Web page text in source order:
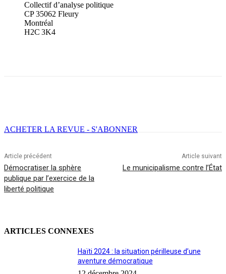
Collectif d’analyse politique
CP 35062 Fleury
Montréal
H2C 3K4
ACHETER LA REVUE - S'ABONNER
Article précédent
Démocratiser la sphère
publique par l’exercice de la
liberté politique
Article suivant
Le municipalisme contre l’État
ARTICLES CONNEXES
Haïti 2024 : la situation périlleuse d’une
aventure démocratique